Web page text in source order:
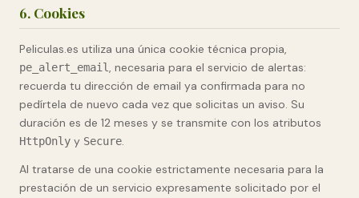
6. Cookies
Peliculas.es utiliza una única cookie técnica propia,
pe_alert_email, necesaria para el servicio de alertas:
recuerda tu dirección de email ya confirmada para no
pedírtela de nuevo cada vez que solicitas un aviso. Su
duración es de 12 meses y se transmite con los atributos
HttpOnly y Secure.
Al tratarse de una cookie estrictamente necesaria para la
prestación de un servicio expresamente solicitado por el